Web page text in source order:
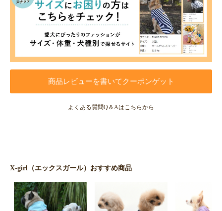
商品レビューを書いてクーポンゲット
よくある質問Q＆Aはこちらから
X-girl（エックスガール）おすすめ商品